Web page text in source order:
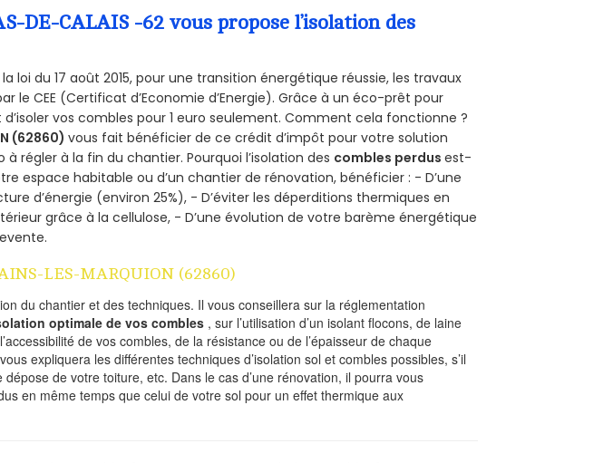
DE-CALAIS -62 vous propose l’isolation des
loi du 17 août 2015, pour une transition énergétique réussie, les travaux
le CEE (Certificat d’Economie d’Energie). Grâce à un éco-prêt pour
vos combles pour 1 euro seulement. Comment cela fonctionne ?
(62860)vous fait bénéficier de ce crédit d’impôt pour votre solution
à régler à la fin du chantier. Pourquoi l’isolation des combles perdusest-
espace habitable ou d’un chantier de rénovation, bénéficier : - D’une
d’énergie (environ 25%), - D’éviter les déperditions thermiques en
grâce à la cellulose, - D’une évolution de votre barème énergétique
LES-MARQUION (62860)
du chantier et des techniques. Il vous conseillera sur la réglementation
optimale de vos combles , sur l’utilisation d’un isolant flocons, de laine
de vos combles, de la résistance ou de l’épaisseur de chaque
expliquera les différentes techniques d’isolation sol et combles possibles, s’il
de votre toiture, etc. Dans le cas d’une rénovation, il pourra vous
en même temps que celui de votre sol pour un effet thermique aux